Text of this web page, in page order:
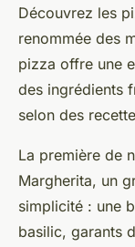
Découvrez les
renommée des
pizza offre une
des ingrédients
selon des
La première de
Margherita, un
simplicité : une
basilic, garants